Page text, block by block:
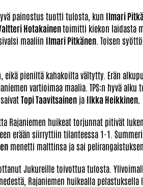
painostus tuotti tulosta, kun Ilmari
Hotakainentoimitti kiekon laidasta
maaliin Ilmari Pitkänen . Toisen
pieniltä kahakoilta vältytty. Erän
vartioimaa maalia. TPS:n hyvä alku
Topi Taavitsainen ja Ilkka Heikkinen.
Rajaniemen huikeat torjunnat pitivät
erään siirryttiin tilanteessa 1-1.
menetti malttinsa ja sai
Jukureille toivottua tulosta.
Rajaniemen huikealla pelastuksella